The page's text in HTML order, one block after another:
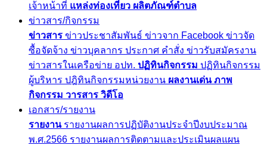
เจ้าหน้าที่ แหล่งท่องเที่ยว ผลิตภัณฑ์ตำบล
ข่าวสาร/กิจกรรม
ข่าวสาร ข่าวประชาสัมพันธ์ ข่าวจาก Facebook ข่าวจัด
ซื้อจัดจ้าง ข่าวบุคลากร ประกาศ คำสั่ง ข่าวรับสมัครงาน
ข่าวสารในเครือข่าย อปท. ปฏิทินกิจกรรม ปฏิทินกิจกรรม
ผู้บริหาร ปฎิทินกิจกรรมหน่วยงาน ผลงานเด่นภาพ
กิจกรรม วารสาร วิดีโอ
เอกสาร/รายงาน
รายงาน รายงานผลการปฏิบัติงานประจำปีงบประมาณ
พ.ศ.2566 รายงานผลการติดตามและประเมินผลแผน